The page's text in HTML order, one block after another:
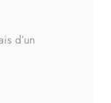
d’un